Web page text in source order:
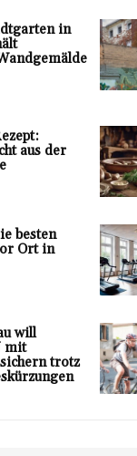
in
aus der
besten
Ort in
will
mit
trotz